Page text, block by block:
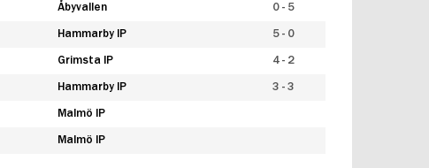
Åbyvallen 0 - 5
Hammarby IP 5 - 0
Grimsta IP 4 - 2
Hammarby IP 3 - 3
Malmö IP
Malmö IP